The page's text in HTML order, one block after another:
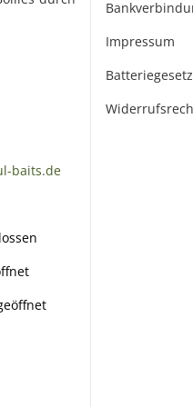
baits.de
Impressum